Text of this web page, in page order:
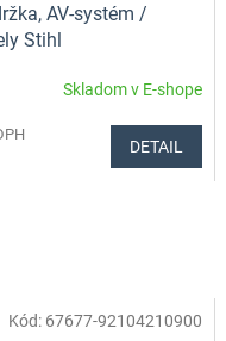
AV-systém /
Stihl
Skladom v E-shope
DETAIL
Kód: 67677-92104210900